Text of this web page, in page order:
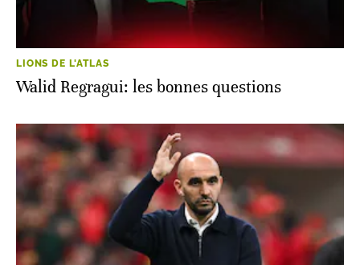
LIONS DE L'ATLAS
Walid Regragui: les bonnes questions